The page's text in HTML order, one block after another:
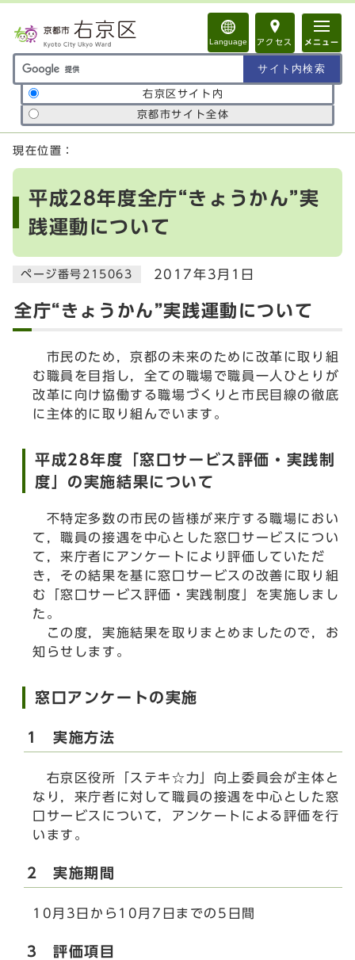
Language アクセス メニュー
サイト内検索の範囲
右京区サイト内
京都市サイト全体
ここから本文です
現在位置：
平成28年度全庁“きょうかん”実
践運動について
ページ番号215063 2017年3月1日
全庁“きょうかん”実践運動について
市民のため，京都の未来のために改革に取り組
む職員を目指し，全ての職場で職員一人ひとりが
改革に向け協働する職場づくりと市民目線の徹底
に主体的に取り組んでいます。
平成28年度「窓口サービス評価・実践制
度」の実施結果について
不特定多数の市民の皆様が来庁する職場におい
て，職員の接遇を中心とした窓口サービスについ
て，来庁者にアンケートにより評価していただ
き，その結果を基に窓口サービスの改善に取り組
む「窓口サービス評価・実践制度」を実施しまし
た。
この度，実施結果を取りまとめましたので，お
知らせします。
窓口アンケートの実施
1 実施方法
右京区役所「ステキ☆力」向上委員会が主体と
なり，来庁者に対して職員の接遇を中心とした窓
口サービスについて，アンケートによる評価を行
います。
2 実施期間
10月3日から10月7日までの5日間
3 評価項目